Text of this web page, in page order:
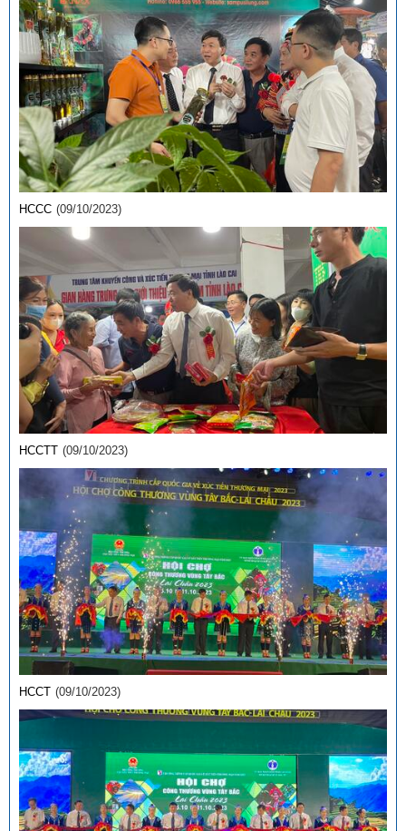
HCCC (09/10/2023)
HCCTT (09/10/2023)
HCCT (09/10/2023)